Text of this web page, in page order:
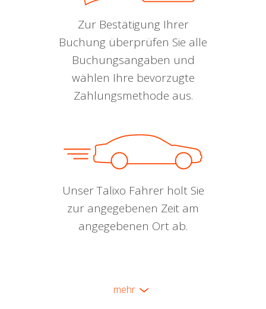
Zur Bestätigung Ihrer
Buchung überprüfen Sie alle
Buchungsangaben und
wählen Ihre bevorzugte
Zahlungsmethode aus.
Unser Talixo Fahrer holt Sie
zur angegebenen Zeit am
angegebenen Ort ab.
mehr